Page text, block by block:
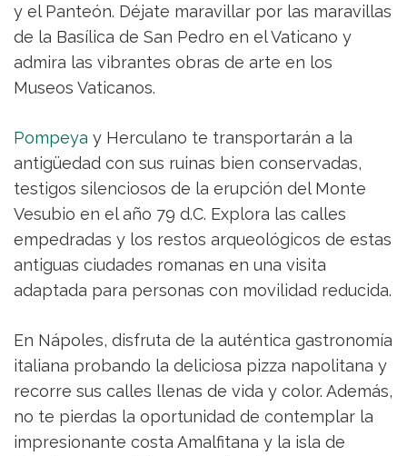
y el Panteón. Déjate maravillar por las maravillas
de la Basílica de San Pedro en el Vaticano y
admira las vibrantes obras de arte en los
Museos Vaticanos.
Pompeya y Herculano te transportarán a la
antigüedad con sus ruinas bien conservadas,
testigos silenciosos de la erupción del Monte
Vesubio en el año 79 d.C. Explora las calles
empedradas y los restos arqueológicos de estas
antiguas ciudades romanas en una visita
adaptada para personas con movilidad reducida.
En Nápoles, disfruta de la auténtica gastronomía
italiana probando la deliciosa pizza napolitana y
recorre sus calles llenas de vida y color. Además,
no te pierdas la oportunidad de contemplar la
impresionante costa Amalfitana y la isla de